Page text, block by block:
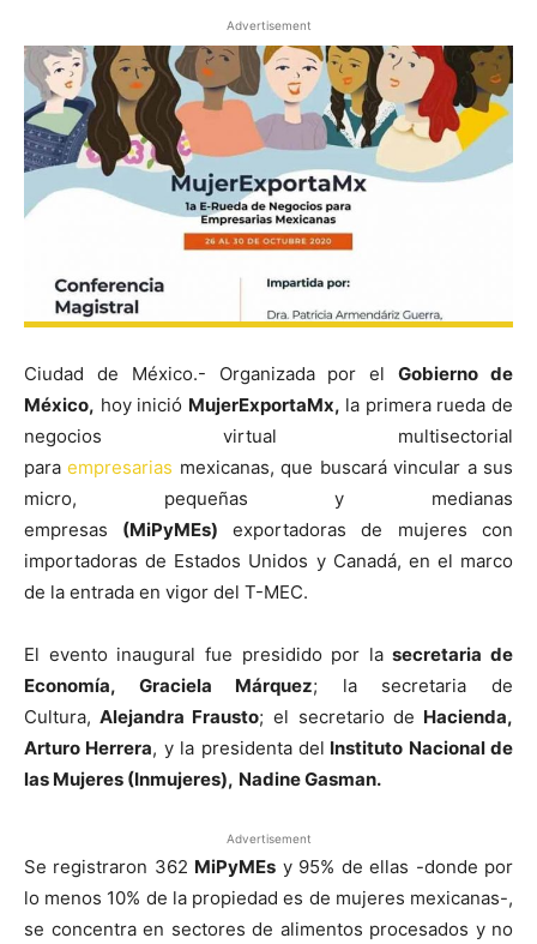
Advertisement
Ciudad de México.- Organizada por elGobierno de
México, hoy inició MujerExportaMx, la primera rueda de
negocios virtual multisectorial
paraempresarias mexicanas, que buscará vincular a sus
micro, pequeñas y medianas
empresas (MiPyMEs) exportadoras de mujeres con
importadoras de Estados Unidos y Canadá, en el marco
de la entrada en vigor del T-MEC.
El evento inaugural fue presidido por lasecretaria de
Economía, Graciela Márquez; la secretaria de
Cultura, Alejandra Frausto; el secretario de Hacienda,
Arturo Herrera, y la presidenta del Instituto Nacional de
las Mujeres (Inmujeres), Nadine Gasman.
Advertisement
Se registraron 362 MiPyMEs y 95% de ellas -donde por
lo menos 10% de la propiedad es de mujeres mexicanas-,
se concentra en sectores de alimentos procesados y no